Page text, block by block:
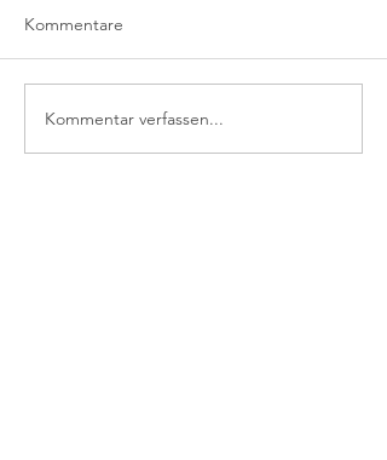
Kommentare
Kommentar verfassen...